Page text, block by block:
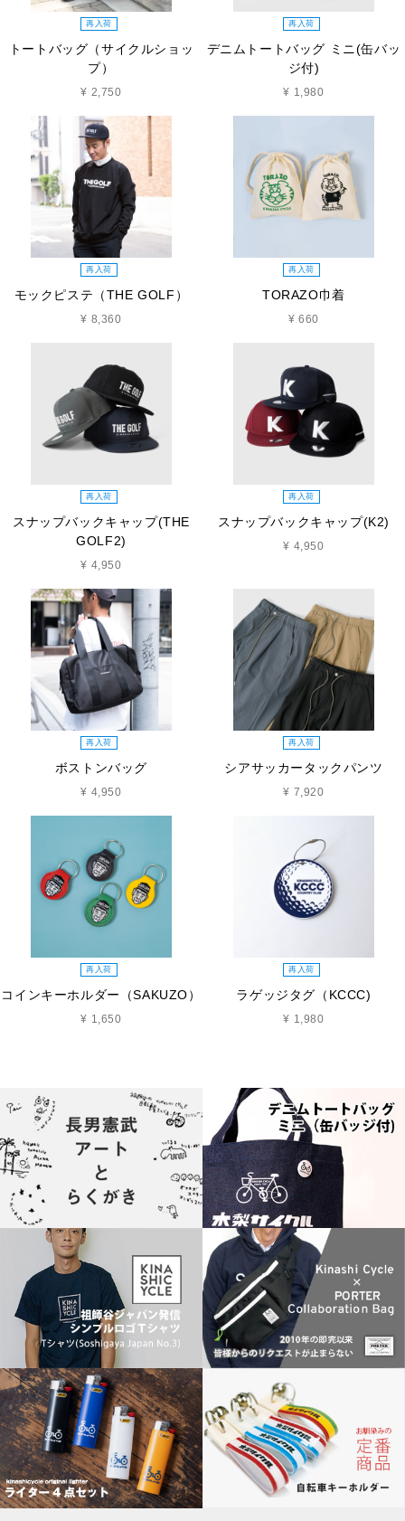
再入荷
トートバッグ（サイクルショッ
プ）
¥ 2,750
再入荷
デニムトートバッグ ミニ(缶バッ
ジ付)
¥ 1,980
再入荷
モックピステ（THE GOLF）
¥ 8,360
再入荷
TORAZO巾着
¥ 660
再入荷
スナップバックキャップ(THE
GOLF2)
¥ 4,950
再入荷
スナップバックキャップ(K2)
¥ 4,950
再入荷
ボストンバッグ
¥ 4,950
再入荷
シアサッカータックパンツ
¥ 7,920
再入荷
コインキーホルダー（SAKUZO）
¥ 1,650
再入荷
ラゲッジタグ（KCCC)
¥ 1,980